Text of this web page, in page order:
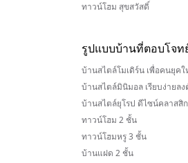
ทาวน์โฮม สุขสวัสดิ์
รูปแบบบ้านที่ตอบโจท
บ้านสไตล์โมเดิร์น เพื่อคนยุคใ
บ้านสไตล์มินิมอล เรียบง่ายลง
บ้านสไตล์ยุโรป ดีไซน์คลาสสิก
ทาวน์โฮม 2 ชั้น
ทาวน์โฮมหรู 3 ชั้น
บ้านแฝด 2 ชั้น